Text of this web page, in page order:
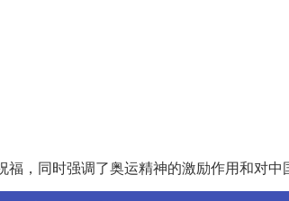
，同时强调了奥运精神的激励作用和对中